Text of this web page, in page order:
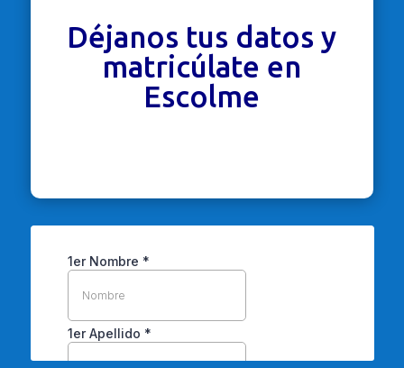
Déjanos tus datos y
matricúlate en
Escolme